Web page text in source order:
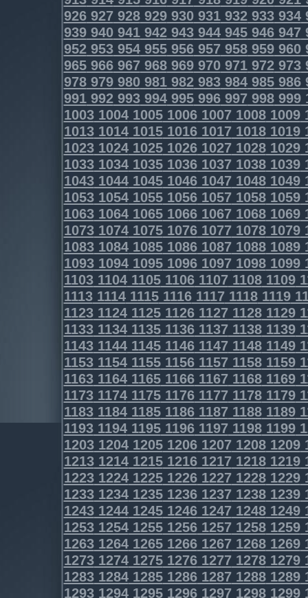
926927928929930931932933934
939940941942943944945946947
952953954955956957958959960
965966967968969970971972973
978979980981982983984985986
991992993994995996997998999
1003100410051006100710081009
1013101410151016101710181019
1023102410251026102710281029
1033103410351036103710381039
1043104410451046104710481049
1053105410551056105710581059
1063106410651066106710681069
1073107410751076107710781079
1083108410851086108710881089
1093109410951096109710981099
1103110411051106110711081109
1113111411151116111711181119
1123112411251126112711281129
1133113411351136113711381139
1143114411451146114711481149
1153115411551156115711581159
1163116411651166116711681169
1173117411751176117711781179
1183118411851186118711881189
1193119411951196119711981199
1203120412051206120712081209
1213121412151216121712181219
1223122412251226122712281229
1233123412351236123712381239
1243124412451246124712481249
1253125412551256125712581259
1263126412651266126712681269
1273127412751276127712781279
1283128412851286128712881289
1293129412951296129712981299